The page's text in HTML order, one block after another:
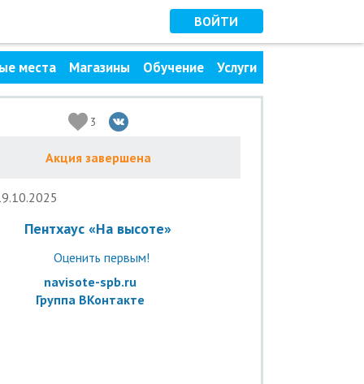
ВОЙТИ
места Магазины Обучение Услуги
3
Акция завершена
Пентхаус «На высоте»
Оценить первым!
navisote-spb.ru
Группа ВКонтакте